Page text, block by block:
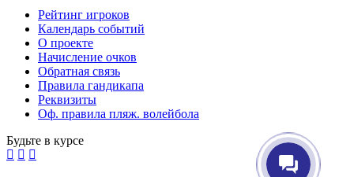
Рейтинг игроков
Календарь событий
О проекте
Начисление очков
Обратная связь
Правила гандикапа
Реквизиты
Оф. правила пляж. волейбола
Будьте в курсе